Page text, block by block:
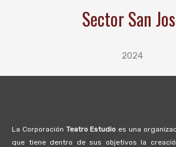
Sector San
2024
La Corporación Teatro Estudio es una
que tiene dentro de sus objetivos la